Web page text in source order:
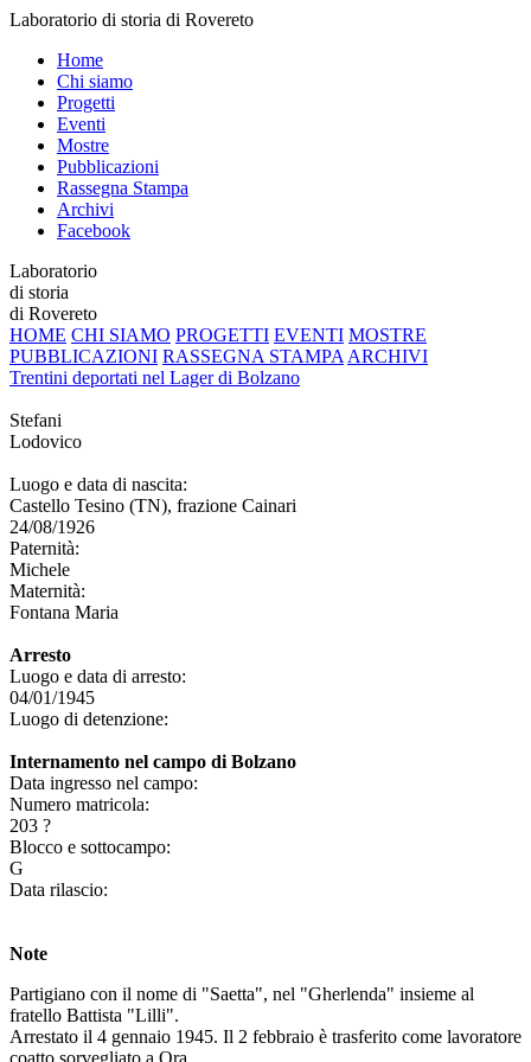
Laboratorio di storia di Rovereto
Home
Chi siamo
Progetti
Eventi
Mostre
Pubblicazioni
Rassegna Stampa
Archivi
Facebook
Laboratorio
di storia
di Rovereto
HOME CHI SIAMO PROGETTI EVENTI MOSTRE
PUBBLICAZIONI RASSEGNA STAMPA ARCHIVI
Trentini deportati nel Lager di Bolzano
Stefani
Lodovico
Luogo e data di nascita:
Castello Tesino (TN), frazione Cainari
24/08/1926
Paternità:
Michele
Maternità:
Fontana Maria
Arresto
Luogo e data di arresto:
04/01/1945
Luogo di detenzione:
Internamento nel campo di Bolzano
Data ingresso nel campo:
Numero matricola:
203 ?
Blocco e sottocampo:
G
Data rilascio:
Note
Partigiano con il nome di "Saetta", nel "Gherlenda" insieme al
fratello Battista "Lilli".
Arrestato il 4 gennaio 1945. Il 2 febbraio è trasferito come lavoratore
coatto sorvegliato a Ora.